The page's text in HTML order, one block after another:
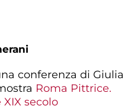
conferenza di Giulia
Roma Pittrice.
secolo